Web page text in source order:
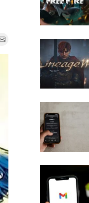
Share on Email